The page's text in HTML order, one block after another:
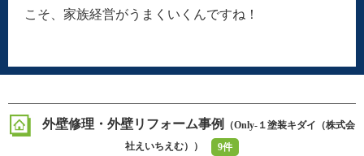
こそ、家族経営がうまくいくんですね！
外壁修理・外壁リフォーム事例
（Only-１塗装キダイ（株式会
社えいちえむ））
9件